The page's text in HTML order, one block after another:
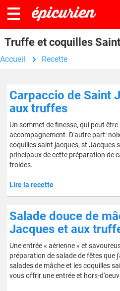
Truffe et coquilles
Accueil Recette
Carpaccio de Saint
aux truffes
Un sommet de finesse, qui peut
accompagnement. D'autre part:
coquilles saint jacques, st Jacques
principaux de cette préparation de
froides.
Lire la recette
Salade douce de
Jacques et aux
Une entrée « aérienne » et
préparation de salade de fêtes que
salades de mâche et les coquilles
vous offrir une entrée et hors-